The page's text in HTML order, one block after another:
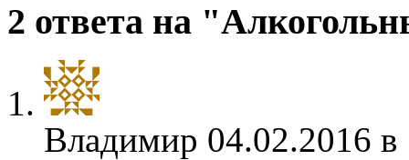
2 ответа на
Владимир 04.02.2016